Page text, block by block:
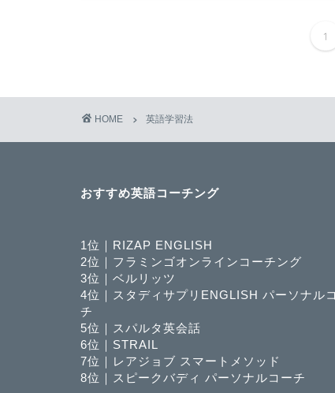
1
HOME 英語学習法
おすすめ英語コーチング
1位｜RIZAP ENGLISH
2位｜フラミンゴオンラインコーチング
3位｜ベルリッツ
4位｜スタディサプリENGLISH パーソナル
チ
5位｜スパルタ英会話
6位｜STRAIL
7位｜レアジョブ スマートメソッド
8位｜スピークバディ パーソナルコーチ